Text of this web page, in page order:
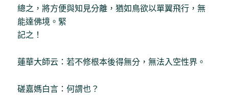
總之，將方便與知見分離，猶如鳥欲以單翼飛行，無
能達佛境。緊
記之！
蓮華大師云：若不修根本後得無分，無法入空性界。
磋嘉媽白言：何謂也？